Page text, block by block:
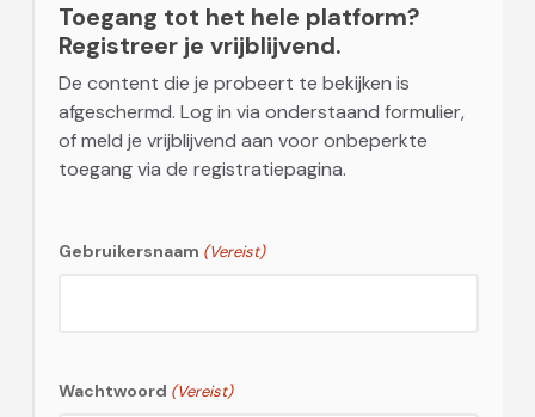
Toegang tot het hele platform?
Registreer je vrijblijvend.
De content die je probeert te bekijken is
afgeschermd. Log in via onderstaand formulier,
of meld je vrijblijvend aan voor onbeperkte
toegang via de registratiepagina.
Gebruikersnaam (Vereist)
Wachtwoord (Vereist)